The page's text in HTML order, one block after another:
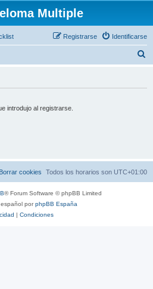
Multiple
Identificarse
Registrarse
introdujo al registrarse.
Todos los horarios son UTC+01:00
Borrar cookies
® Forum Software © phpBB Limited
porphpBB España
| Condiciones